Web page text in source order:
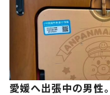
愛媛へ出張中の男性